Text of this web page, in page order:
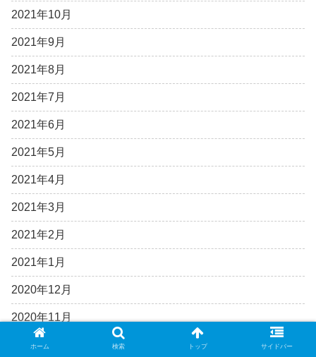
2021年10月
2021年9月
2021年8月
2021年7月
2021年6月
2021年5月
2021年4月
2021年3月
2021年2月
2021年1月
2020年12月
2020年11月
2020年10月
ホーム 検索 トップ サイドバー